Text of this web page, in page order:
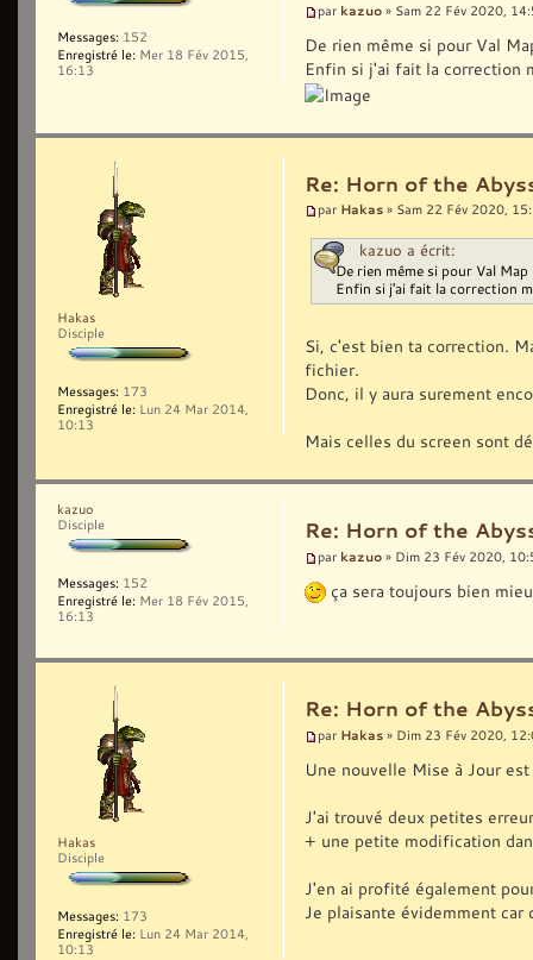
par kazuo » Sam 22 Fév 2020,
De rien même si pour Val
Enfin si j'ai fait la correction
Messages: 152
Enregistré le: Mer 18 Fév 2015,
16:13
Re: Horn of the
par Hakas » Sam 22 Fév 2020,
kazuo a écrit:
De rien même si pour Val
Enfin si j'ai fait la correction
Si, c'est bien ta correction.
fichier.
Donc, il y aura surement
Mais celles du screen sont
Hakas
Disciple
Messages: 173
Enregistré le: Lun 24 Mar 2014,
10:13
Re: Horn of the
par kazuo » Dim 23 Fév 2020,
ça sera toujours bien
kazuo
Disciple
Messages: 152
Enregistré le: Mer 18 Fév 2015,
16:13
Re: Horn of the
par Hakas » Dim 23 Fév 2020,
Une nouvelle Mise à Jour
J'ai trouvé deux petites
+ une petite modification
J'en ai profité également
Je plaisante évidemment
Hakas
Disciple
Messages: 173
Enregistré le: Lun 24 Mar 2014,
10:13